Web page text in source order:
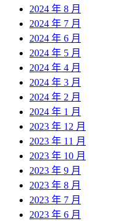
2024 年 8 月
2024 年 7 月
2024 年 6 月
2024 年 5 月
2024 年 4 月
2024 年 3 月
2024 年 2 月
2024 年 1 月
2023 年 12 月
2023 年 11 月
2023 年 10 月
2023 年 9 月
2023 年 8 月
2023 年 7 月
2023 年 6 月